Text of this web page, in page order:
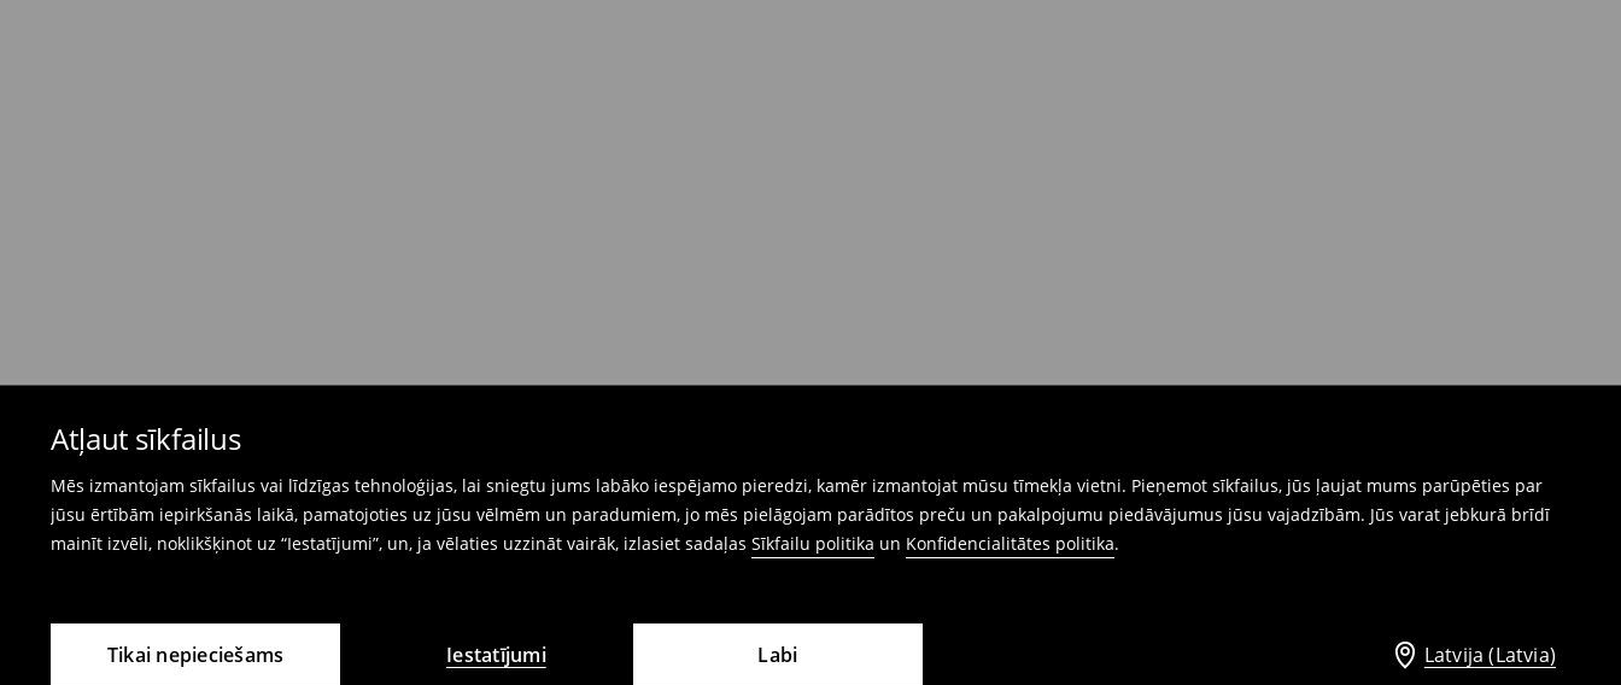
Atļaut sīkfailus
Mēs izmantojam sīkfailus vai līdzīgas tehnoloģijas, lai sniegtu jums labāko iespējamo pieredzi, kamēr izmantojat mūsu tīmekļa vietni. Pieņemot sīkfailus, jūs ļaujat mums parūpēties par
jūsu ērtībām iepirkšanās laikā, pamatojoties uz jūsu vēlmēm un paradumiem, jo mēs pielāgojam parādītos preču un pakalpojumu piedāvājumus jūsu vajadzībām. Jūs varat jebkurā brīdī
mainīt izvēli, noklikšķinot uz “Iestatījumi”, un, ja vēlaties uzzināt vairāk, izlasiet sadaļas Sīkfailu politika un Konfidencialitātes politika.
Tikai nepieciešams Iestatījumi Labi Latvija (Latvia)
preču atgriešanas veidlapu tiešsaistē.